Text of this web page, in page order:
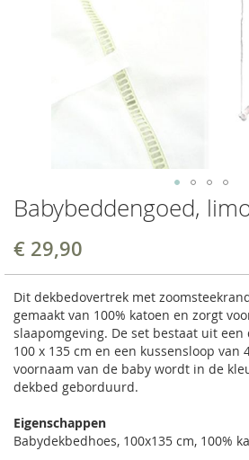
Babybeddengoed,
€ 29,90
Dit dekbedovertrek met
gemaakt van 100% katoen en zorgt
slaapomgeving. De set bestaat uit een
100 x 135 cm en een kussensloop van
voornaam van de baby wordt in de
dekbed geborduurd.
Eigenschappen
Babydekbedhoes, 100x135 cm, 100%